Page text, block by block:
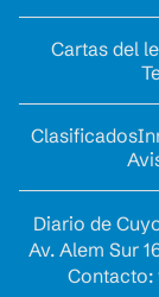
Cartas del
Clasificados
Diario de
Av. Alem Sur
Contacto: